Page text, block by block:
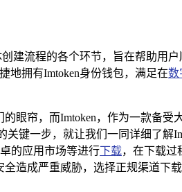
建流程的各个环节，旨在帮助用
地拥有Imtoken身份钱包，满足在数
眼帘，而Imtoken，作为一款备
键一步，就让我们一同详细了解
的应用市场等进行下载，在下载过
造成严重威胁，选择正规渠道下